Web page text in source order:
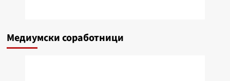
Медиумски соработници